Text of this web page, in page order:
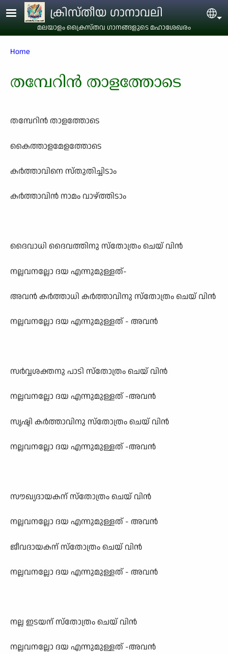
Skip to main contentക്രിസ്തീയ ഗാനാവലി
മലയാളം ക്രൈസ്തവ ഗാനങ്ങളുടെ മഹാശേഖരം
Breadcrumb
Home
തമ്പേറിന്‍ താളത്തോടെ
തമ്പേറിന്‍ താളത്തോടെ
കൈത്താളമേളത്തോടെ
കര്‍ത്താവിനെ സ്തുതിച്ചിടാം
കര്‍ത്താവിന്‍ നാമം വാഴ്ത്തിടാം
ദൈവാധി ദൈവത്തിനു സ്തോത്രം ചെയ് വിന്‍
നല്ലവനല്ലോ ദയ എന്നുമുള്ളത്-
അവന്‍ കര്‍ത്താധി കര്‍ത്താവിനു സ്തോത്രം ചെയ് വിന്‍
നല്ലവനല്ലോ ദയ എന്നുമുള്ളത് - അവന്‍
സര്‍വ്വശക്തനു പാടി സ്തോത്രം ചെയ് വിന്‍
നല്ലവനല്ലോ ദയ എന്നുമുള്ളത് -അവന്‍
സൃഷ്ടി കര്‍ത്താവിനു സ്തോത്രം ചെയ് വിന്‍
നല്ലവനല്ലോ ദയ എന്നുമുള്ളത് -അവന്‍
സൗഖ‍്യദായകന് സ്തോത്രം ചെയ് വിന്‍
നല്ലവനല്ലോ ദയ എന്നുമുള്ളത് - അവന്‍
ജീവദായകന് സ്തോത്രം ചെയ് വിന്‍
നല്ലവനല്ലോ ദയ എന്നുമുള്ളത് - അവന്‍
നല്ല ഇടയന് സ്തോത്രം ചെയ് വിന്‍
നല്ലവനല്ലോ ദയ എന്നുമുള്ളത് -അവന്‍